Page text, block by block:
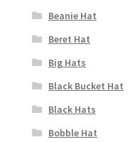
Beanie Hat
Beret Hat
Big Hats
Black Bucket Hat
Black Hats
Bobble Hat